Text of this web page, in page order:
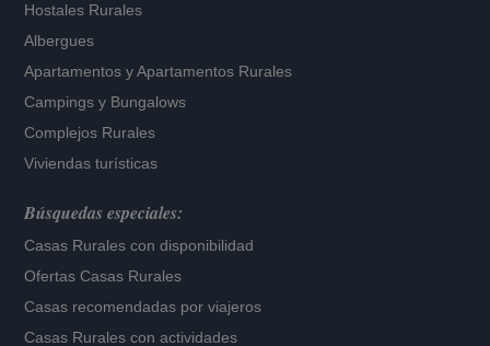
Hostales Rurales
Albergues
Apartamentos yApartamentos Rurales
Campings y Bungalows
Complejos Rurales
Viviendas turísticas
Búsquedas especiales:
Casas Rurales con disponibilidad
Ofertas Casas Rurales
Casas recomendadas por viajeros
Casas Rurales con actividades